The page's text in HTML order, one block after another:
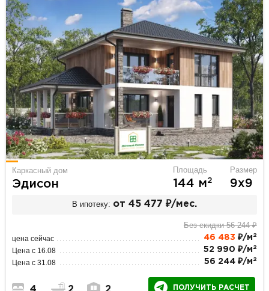
Каркасный дом
Эдисон
Площадь
144 м2
Размер
9х9
В ипотеку: от 45 477 ₽/мес.
Без скидки 56 244 ₽
цена сейчас 46 483 ₽/м 2
Цена с 16.08 52 990 ₽/м 2
Цена с 31.08 56 244 ₽/м 2
ПОЛУЧИТЬ РАСЧЕТ